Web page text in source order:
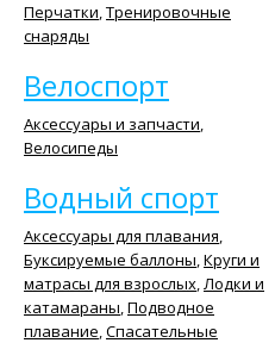
Перчатки,Тренировочные
снаряды
Велоспорт
Аксессуары и запчасти,
Велосипеды
Водный спорт
Аксессуары для плавания,
Буксируемые баллоны,Круги и
матрасы для взрослых,Лодки и
катамараны,Подводное
плавание,Спасательные